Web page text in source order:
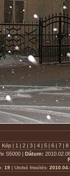
Kép | 1 | 2 | 3 | 4 | 5 | 6 | 7 | 8
S5000 | Dátum:
19 | Utolsó frissítés: